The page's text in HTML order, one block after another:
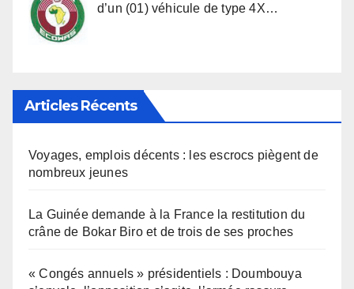
d’un (01) véhicule de type 4X…
Articles Récents
Voyages, emplois décents : les escrocs piègent de
nombreux jeunes
La Guinée demande à la France la restitution du
crâne de Bokar Biro et de trois de ses proches
« Congés annuels » présidentiels : Doumbouya